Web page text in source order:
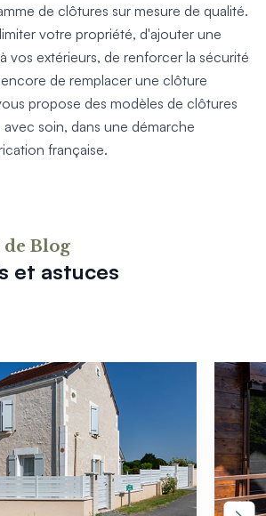
de clôtures sur mesure de qualité.
votre propriété, d'ajouter une
vos extérieurs, de renforcer la sécurité
de remplacer une clôture
propose des modèles de clôtures
soin, dans une démarche
française.
et astuces
Blog